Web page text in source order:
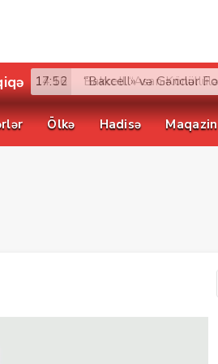
17:52
Ölkə Hadisə Maqazin